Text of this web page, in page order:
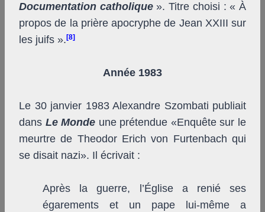
Documentation catholique ». Titre choisi : « À
propos de la prière apocryphe de Jean XXIII sur
les juifs ». [8]
Année 1983
Le 30 janvier 1983 Alexandre Szombati publiait
dans Le Monde une prétendue «Enquête sur le
meurtre de Theodor Erich von Furtenbach qui
se disait nazi». Il écrivait :
Après la guerre, l’Église a renié ses
égarements et un pape lui-même a